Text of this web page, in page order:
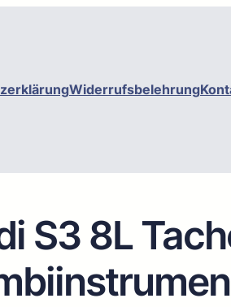
Widerrufsbelehrung
S3 8L